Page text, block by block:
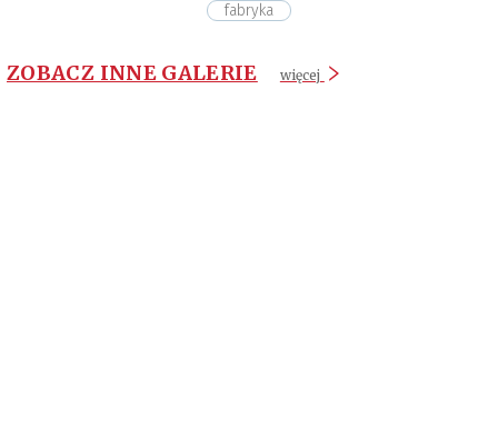
fabryka
ZOBACZ INNE GALERIE więcej